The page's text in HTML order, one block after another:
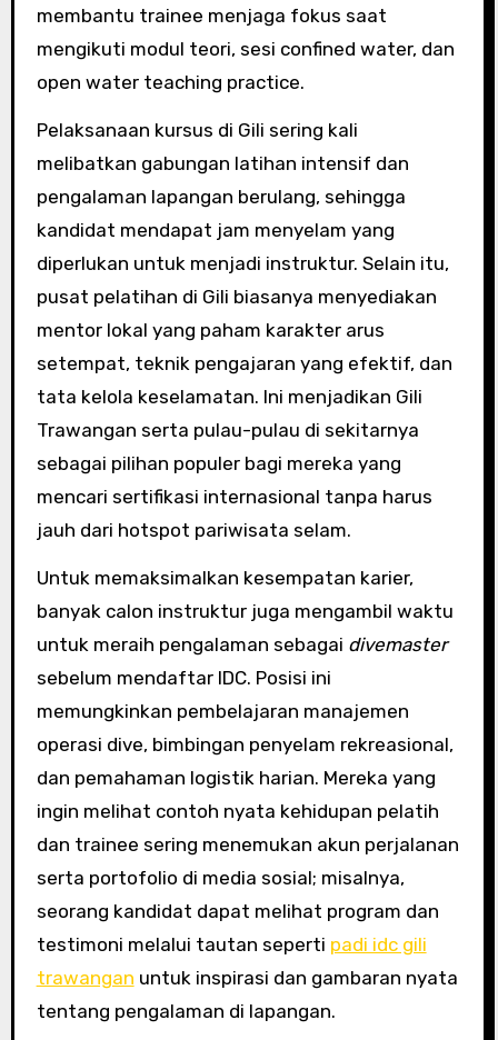
membantu trainee menjaga fokus saat
mengikuti modul teori, sesi confined water, dan
open water teaching practice.
Pelaksanaan kursus di Gili sering kali
melibatkan gabungan latihan intensif dan
pengalaman lapangan berulang, sehingga
kandidat mendapat jam menyelam yang
diperlukan untuk menjadi instruktur. Selain itu,
pusat pelatihan di Gili biasanya menyediakan
mentor lokal yang paham karakter arus
setempat, teknik pengajaran yang efektif, dan
tata kelola keselamatan. Ini menjadikan Gili
Trawangan serta pulau-pulau di sekitarnya
sebagai pilihan populer bagi mereka yang
mencari sertifikasi internasional tanpa harus
jauh dari hotspot pariwisata selam.
Untuk memaksimalkan kesempatan karier,
banyak calon instruktur juga mengambil waktu
untuk meraih pengalaman sebagai divemaster
sebelum mendaftar IDC. Posisi ini
memungkinkan pembelajaran manajemen
operasi dive, bimbingan penyelam rekreasional,
dan pemahaman logistik harian. Mereka yang
ingin melihat contoh nyata kehidupan pelatih
dan trainee sering menemukan akun perjalanan
serta portofolio di media sosial; misalnya,
seorang kandidat dapat melihat program dan
testimoni melalui tautan seperti padi idc gili
trawangan untuk inspirasi dan gambaran nyata
tentang pengalaman di lapangan.